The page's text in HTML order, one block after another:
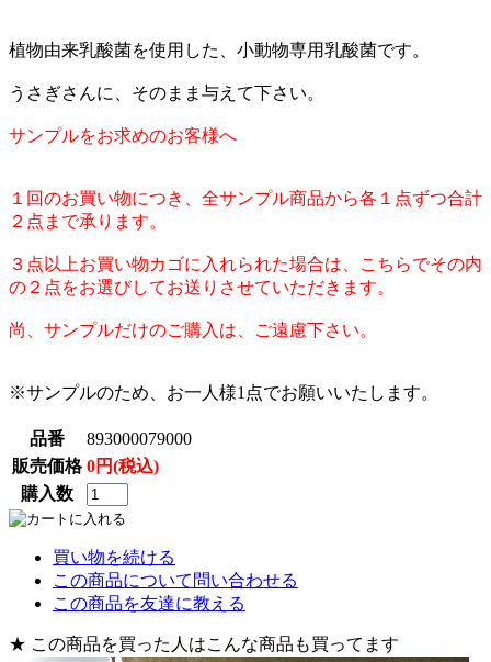
植物由来乳酸菌を使用した、小動物専用乳酸菌です。
うさぎさんに、そのまま与えて下さい。
サンプルをお求めのお客様へ
１回のお買い物につき、全サンプル商品から各１点ずつ合計
２点まで承ります。
３点以上お買い物カゴに入れられた場合は、こちらでその内
の２点をお選びしてお送りさせていただきます。
尚、サンプルだけのご購入は、ご遠慮下さい。
※サンプルのため、お一人様1点でお願いいたします。
品番
893000079000
販売価格 0円(税込)
購入数
買い物を続ける
この商品について問い合わせる
この商品を友達に教える
★ この商品を買った人はこんな商品も買ってます